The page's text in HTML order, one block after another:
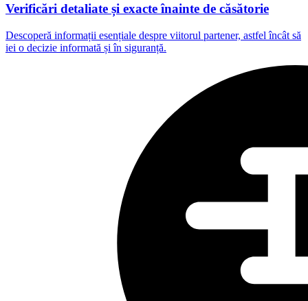
Verificări detaliate și exacte înainte de căsătorie
Descoperă informații esențiale despre viitorul partener, astfel încât să
iei o decizie informată și în siguranță.